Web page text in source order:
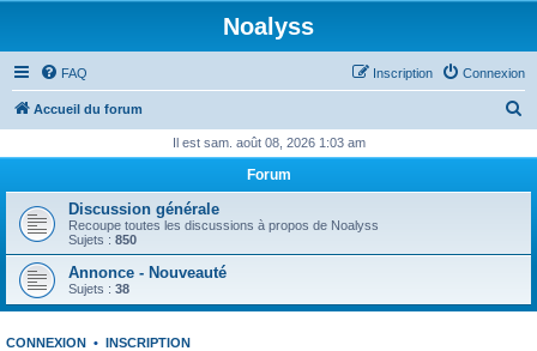
Noalyss
FAQ Connexion
Inscription
Accueil du forum
h
r
h
Il est sam. août 08, 2026 1:03 am
Forum
Discussion générale
Recoupe toutes les discussions à propos de Noalyss
Sujets : 850
Annonce - Nouveauté
Sujets : 38
CONNEXION • INSCRIPTION